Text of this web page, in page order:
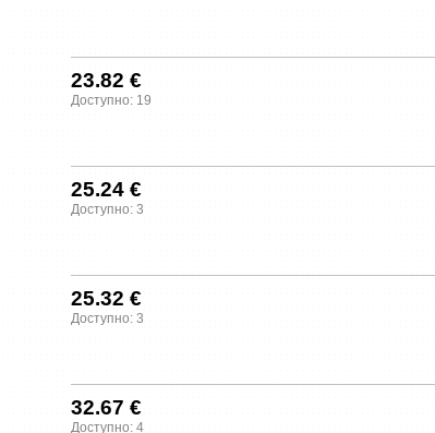
23.82 €
Доступно: 19
25.24 €
Доступно: 3
25.32 €
Доступно: 3
32.67 €
Доступно: 4